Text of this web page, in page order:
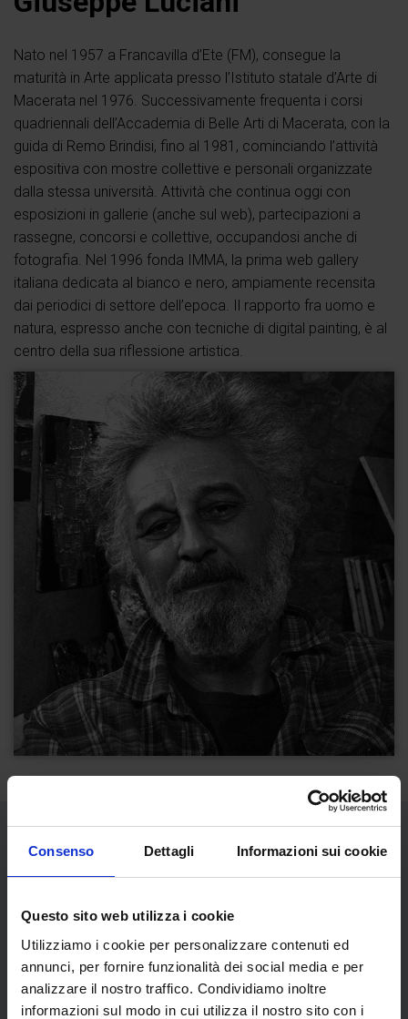
Consenso Dettagli Informazioni sui cookie
Questo sito web utilizza i cookie
Utilizziamo i cookie per personalizzare contenuti ed
annunci, per fornire funzionalità dei social media e per
analizzare il nostro traffico. Condividiamo inoltre
informazioni sul modo in cui utilizza il nostro sito con i
Nato nel 1957 a Francavilla d’Ete (FM), consegue la
maturità in Arte applicata presso l’Istituto statale d’Arte di
Macerata nel 1976. Successivamente frequenta i corsi
quadriennali dell’Accademia di Belle Arti di Macerata, con la
guida di Remo Brindisi, fino al 1981, cominciando l’attività
espositiva con mostre collettive e personali organizzate
dalla stessa università. Attività che continua oggi con
esposizioni in gallerie (anche sul web), partecipazioni a
rassegne, concorsi e collettive, occupandosi anche di
fotografia. Nel 1996 fonda IMMA, la prima web gallery
italiana dedicata al bianco e nero, ampiamente recensita
dai periodici di settore dell’epoca. Il rapporto fra uomo e
natura, espresso anche con tecniche di digital painting, è al
centro della sua riflessione artistica.
Opere dell'artista